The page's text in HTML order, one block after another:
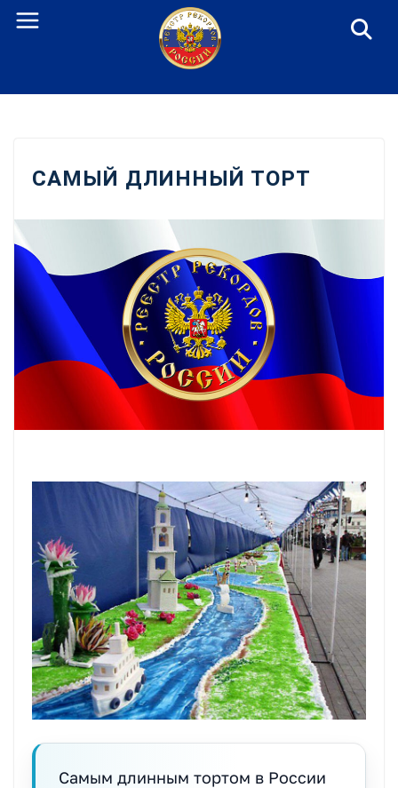
Перейти
САМЫЙ ДЛИННЫЙ ТОРТ
Самым длинным тортом в России